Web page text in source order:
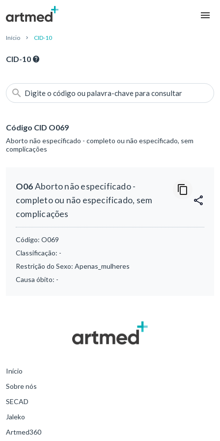
Início CID-10
CID-10
Digite o código ou palavra-chave para consultar
Código CID O069
Aborto não especificado - completo ou não especificado, sem
complicações
O06Aborto não especificado -
completo ou não especificado, sem
complicações
Código: O069
Classificação: -
Restrição do Sexo: Apenas_mulheres
Causa óbito: -
Início
Sobre nós
SECAD
Jaleko
Artmed360